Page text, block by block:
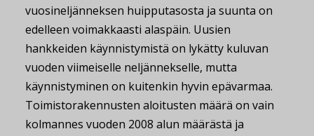
vuosineljänneksen huipputasosta ja suunta on
edelleen voimakkaasti alaspäin. Uusien
hankkeiden käynnistymistä on lykätty kuluvan
vuoden viimeiselle neljännekselle, mutta
käynnistyminen on kuitenkin hyvin epävarmaa.
Toimistorakennusten aloitusten määrä on vain
kolmannes vuoden 2008 alun määrästä ja